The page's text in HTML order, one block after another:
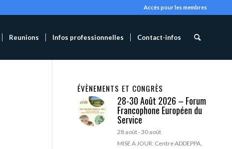
Accès pour les membres
Reunions Infos professionnelles Contact-infos
ÉVÈNEMENTS ET CONGRÈS
28-30 Août 2026 – Forum
Francophone Européen du
Service
28 août-30 août
MISE A JOUR: Centre ADDEPPA,